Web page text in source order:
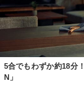
5合でもわずか約18分
N」